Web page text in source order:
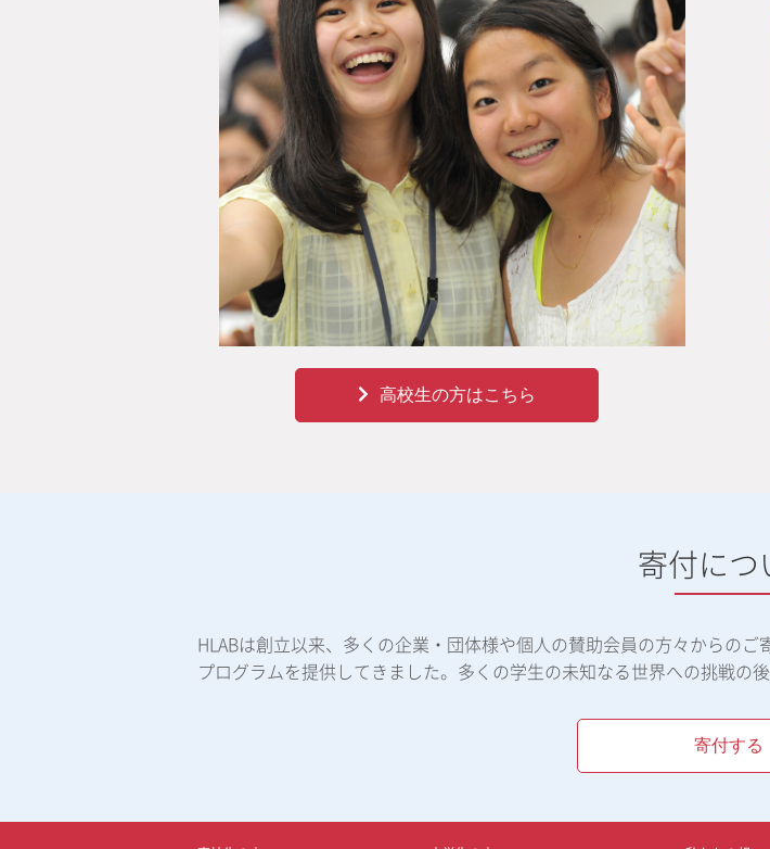
高校生の方はこちら
寄付につ
HLABは創立以来、多くの企業・団体様や個人の賛助会員の方々からの
プログラムを提供してきました。多くの学生の未知なる世界への挑戦の
寄付する